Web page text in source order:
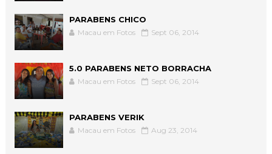
PARABENS CHICO
Macau em Fotos Sept 06, 2014
5.0 PARABENS NETO BORRACHA
Macau em Fotos Sept 06, 2014
PARABENS VERIK
Macau em Fotos Aug 23, 2014